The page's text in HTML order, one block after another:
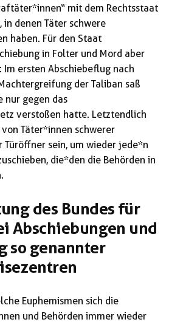
mit dem Rechtsstaat
in denen Täter schwere
haben. Für den Staat
in Folter und Mord aber
Im ersten Abschiebeflug nach
der Taliban saß
nur gegen das
verstoßen hatte. Letztendlich
Täter*innen schwerer
sein, um wieder jede*n
die*den die Behörden in
des Bundes für
Abschiebungen und
so genannter
Euphemismen sich die
und Behörden immer wieder